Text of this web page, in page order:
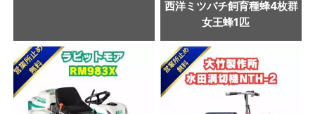
西洋ミツバチ飼育種蜂4枚群
女王蜂1匹